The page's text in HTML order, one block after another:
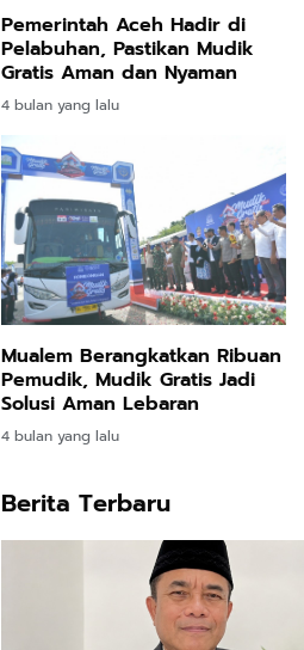
Pemerintah Aceh Hadir di
Pelabuhan, Pastikan Mudik
Gratis Aman dan Nyaman
4 bulan yang lalu
Mualem Berangkatkan Ribuan
Pemudik, Mudik Gratis Jadi
Solusi Aman Lebaran
4 bulan yang lalu
Berita Terbaru